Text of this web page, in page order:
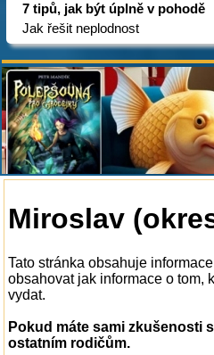
7 tipů, jak být úplně v pohodě
Jak řešit neplodnost
Miroslav
Tato stránka obsahuje
obsahovat jak informace o tom,
vydat.
Pokud máte sami zkušenosti
ostatním rodičům.